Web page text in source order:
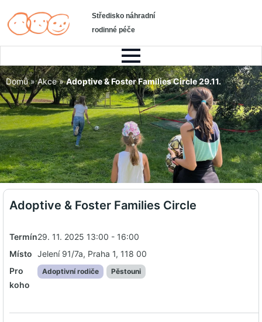
Středisko náhradní
rodinné péče
Domů » Akce » Adoptive & Foster Families Circle 29.11.
Adoptive & Foster Families Circle
Termín29. 11. 2025 13:00 - 16:00
Místo Jelení 91/7a, Praha 1, 118 00
Pro
koho
Adoptivní rodiče Pěstouni